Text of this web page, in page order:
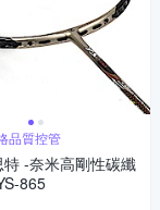
品質控管
-奈米高剛性碳纖
865